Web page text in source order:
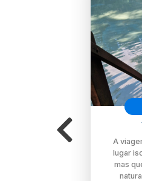
A
lugar
mas